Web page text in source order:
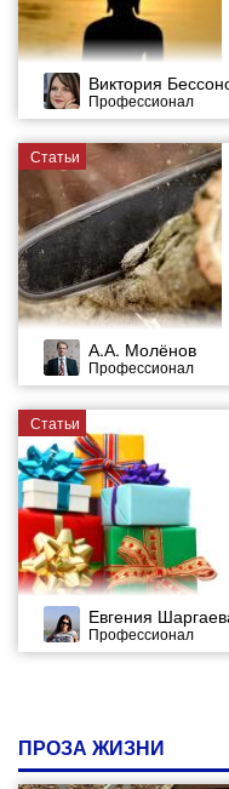
Виктория
Профессионал
Статьи
А.А. Молёнов
Профессионал
Статьи
Евгения
Профессионал
ПРОЗА ЖИЗНИ